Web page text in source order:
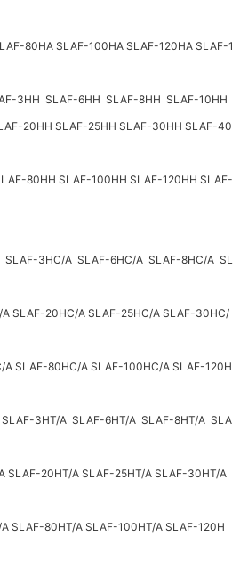
80HA SLAF-100HA SLAF-120HA SLAF-1
3HH SLAF-6HH SLAF-8HH SLAF-10HH
20HH SLAF-25HH SLAF-30HH SLAF-40
80HH SLAF-100HH SLAF-120HH SLAF-
SLAF-3HC/A SLAF-6HC/A SLAF-8HC/A SL
/A SLAF-20HC/A SLAF-25HC/A SLAF-30HC/
SLAF-80HC/A SLAF-100HC/A SLAF-120H
3HT/A SLAF-6HT/A SLAF-8HT/A SLA
SLAF-20HT/A SLAF-25HT/A SLAF-30HT/A
SLAF-80HT/A SLAF-100HT/A SLAF-120H